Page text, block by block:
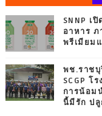
SNNP เ
อาหาร ภ
พรีเมียม
พช.ราชบุ
SCGP โ
การน้อม
นี้มีรัก ปลู